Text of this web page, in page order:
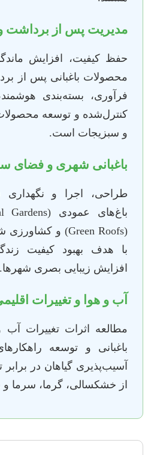
مدیریت پس از برداشت و
حفظ کیفیت، افزایش
محصولات باغبانی پس از
فرآوری، بسته‌بندی
کنترل‌شده و توسعه محصولات
و سبزیجات است.
باغبانی شهری و فضای
طراحی، اجرا و
با هدف بهبود کیفیت
افزایش زیبایی بصری شهرها.
آب و هوا و تغییرات
مطالعه اثرات تغییرات
باغبانی و توسعه
آسیب‌پذیری گیاهان در
از خشکسالی، گرما، سرما